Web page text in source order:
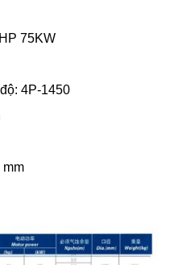
75KW
4P-1450